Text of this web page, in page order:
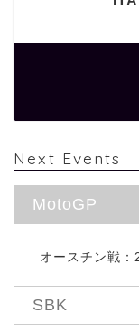
Next Events
MotoGP
オースチン戦
SBK